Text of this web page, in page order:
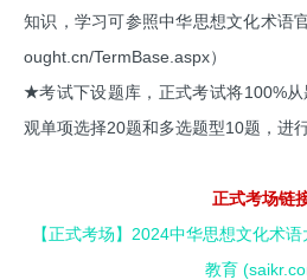
知识，学习可参照中华思想文化术语
ought.cn/TermBase.aspx）
★考试下设题库，正式考试将100%从
观单项选择20题和多选题型10题，进
正式考场链
【正式考场】2024中华思想文化术
教育